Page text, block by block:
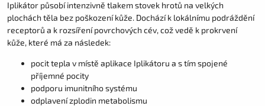
Iplikátor působí intenzivně tlakem stovek hrotů na velkých
plochách těla bez poškození kůže. Dochází k lokálnímu podráždění
receptorů a k rozsíření povrchových cév, což vedě k prokrvení
kůže, které má za následek:
pocit tepla v místě aplikace Iplikátoru a s tím spojené
příjemné pocity
podporu imunitního systému
odplavení zplodin metabolismu